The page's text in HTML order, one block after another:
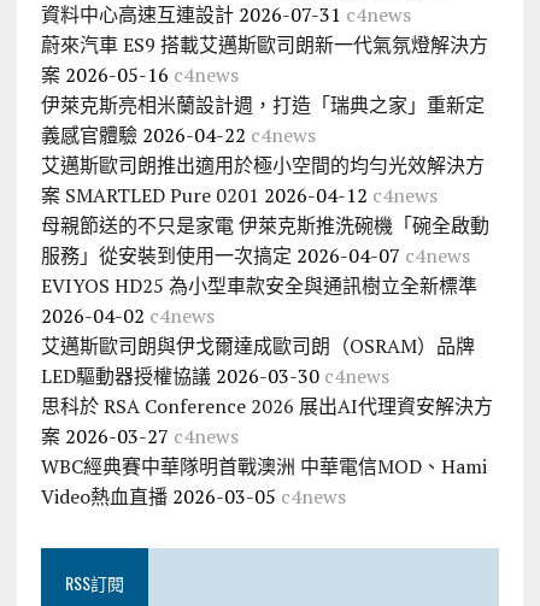
資料中心高速互連設計 2026-07-31 c4news
蔚來汽車 ES9 搭載艾邁斯歐司朗新一代氣氛燈解決方
案 2026-05-16 c4news
伊萊克斯亮相米蘭設計週，打造「瑞典之家」重新定
義感官體驗 2026-04-22 c4news
艾邁斯歐司朗推出適用於極小空間的均勻光效解決方
案 SMARTLED Pure 0201 2026-04-12 c4news
母親節送的不只是家電 伊萊克斯推洗碗機「碗全啟動
服務」從安裝到使用一次搞定 2026-04-07 c4news
EVIYOS HD25 為小型車款安全與通訊樹立全新標準
2026-04-02 c4news
艾邁斯歐司朗與伊戈爾達成歐司朗（OSRAM）品牌
LED驅動器授權協議 2026-03-30 c4news
思科於 RSA Conference 2026 展出AI代理資安解決方
案 2026-03-27 c4news
WBC經典賽中華隊明首戰澳洲 中華電信MOD、Hami
Video熱血直播 2026-03-05 c4news
RSS訂閱